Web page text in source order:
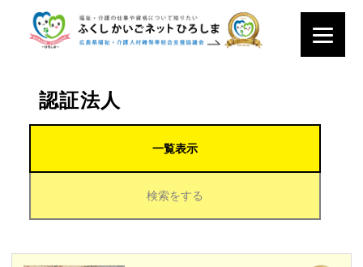
認証法人
一覧表示
検索をする